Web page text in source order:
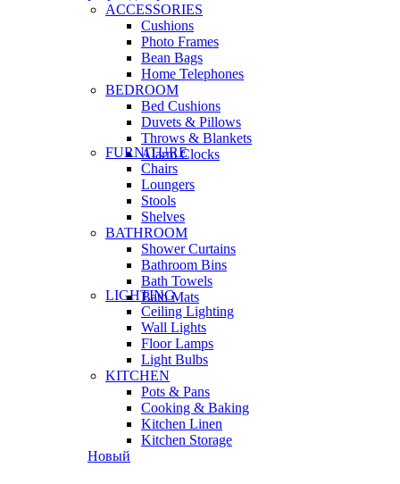
ACCESSORIES
Cushions
Photo Frames
Bean Bags
Home Telephones
BEDROOM
Bed Cushions
Duvets & Pillows
Throws & Blankets
Alarm Clocks
FURNITURE
Chairs
Loungers
Stools
Shelves
BATHROOM
Shower Curtains
Bathroom Bins
Bath Towels
Bath Mats
LIGHTING
Ceiling Lighting
Wall Lights
Floor Lamps
Light Bulbs
KITCHEN
Pots & Pans
Cooking & Baking
Kitchen Linen
Kitchen Storage
Новый